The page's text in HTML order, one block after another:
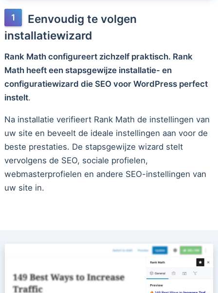
Eenvoudig te volgen
installatiewizard
Rank Math configureert zichzelf praktisch. Rank
Math heeft een stapsgewijze installatie- en
configuratiewizard die SEO voor WordPress perfect
instelt.
Na installatie verifieert Rank Math de instellingen van
uw site en beveelt de ideale instellingen aan voor de
beste prestaties. De stapsgewijze wizard stelt
vervolgens de SEO, sociale profielen,
webmasterprofielen en andere SEO-instellingen van
uw site in.